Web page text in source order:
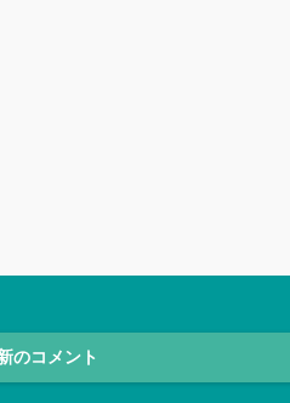
のコメント